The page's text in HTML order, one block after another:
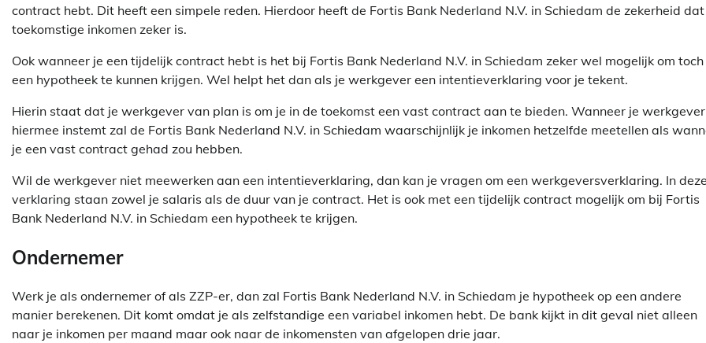
contract hebt. Dit heeft een simpele reden. Hierdoor heeft de Fortis Bank Nederland N.V. in Schiedam de zekerheid
toekomstige inkomen zeker is.
Ook wanneer je een tijdelijk contract hebt is het bij Fortis Bank Nederland N.V. in Schiedam zeker wel mogelijk om toch
een hypotheek te kunnen krijgen. Wel helpt het dan als je werkgever een intentieverklaring voor je tekent.
Hierin staat dat je werkgever van plan is om je in de toekomst een vast contract aan te bieden. Wanneer je werkgever
hiermee instemt zal de Fortis Bank Nederland N.V. in Schiedam waarschijnlijk je inkomen hetzelfde meetellen als
je een vast contract gehad zou hebben.
Wil de werkgever niet meewerken aan een intentieverklaring, dan kan je vragen om een werkgeversverklaring. In
verklaring staan zowel je salaris als de duur van je contract. Het is ook met een tijdelijk contract mogelijk om bij Fortis
Bank Nederland N.V. in Schiedam een hypotheek te krijgen.
Ondernemer
Werk je als ondernemer of als ZZP-er, dan zal Fortis Bank Nederland N.V. in Schiedam je hypotheek op een andere
manier berekenen. Dit komt omdat je als zelfstandige een variabel inkomen hebt. De bank kijkt in dit geval niet alleen
naar je inkomen per maand maar ook naar de inkomensten van afgelopen drie jaar.